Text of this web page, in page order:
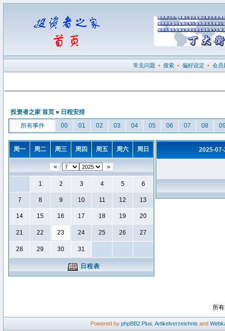
常见问题 • 搜索 • 偏好设定 • 会员
投资者之家 首页 » 日程安排
所有事件
00 01 02 03 04 05 06 07 08
周一 周二 周三 周四 周五 周六 周日
« »
1 2 3 4 5 6
7 8 9 10 11 12 13
14 15 16 17 18 19 20
21 22 23 24 25 26 27
28 29 30 31
日程表
2025-
所
Powered by phpBB2 Plus Artikelverzeichnis and